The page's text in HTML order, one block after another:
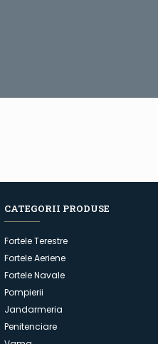
CATEGORII PRODUSE
Fortele Terestre
Fortele Aeriene
Fortele Navale
Pompierii
Jandarmeria
Penitenciare